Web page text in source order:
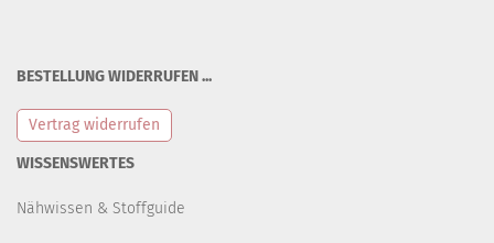
BESTELLUNG WIDERRUFEN ...
Vertrag widerrufen
WISSENSWERTES
Nähwissen & Stoffguide